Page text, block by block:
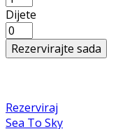
Dijete
Rezerviraj
Sea To Sky